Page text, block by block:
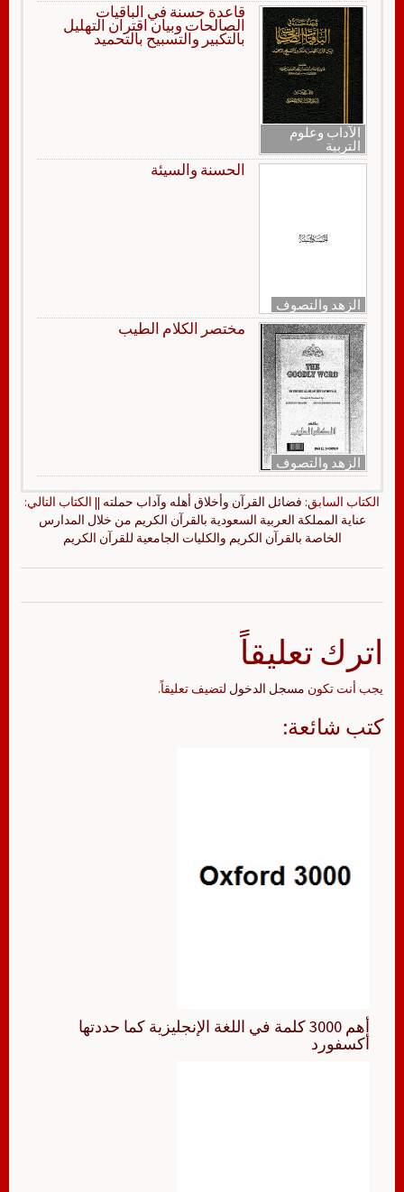
الآداب وعلوم
التربية
قاعدة حسنة في الباقيات
الصالحات وبيان اقتران التهليل
بالتكبير والتسبيح بالتحميد
الزهد والتصوف
الحسنة والسيئة
الزهد والتصوف
مختصر الكلام الطيب
الكتاب السابق: فضائل القرآن وأخلاق أهله وآداب حملته || الكتاب التالي:
عناية المملكة العربية السعودية بالقرآن الكريم من خلال المدارس
الخاصة بالقرآن الكريم والكليات الجامعية للقرآن الكريم
اترك تعليقاً
يجب أنت تكون مسجل الدخول لتضيف تعليقاً.
كتب شائعة:
أهم 3000 كلمة في اللغة الإنجليزية كما حددتها
أكسفورد